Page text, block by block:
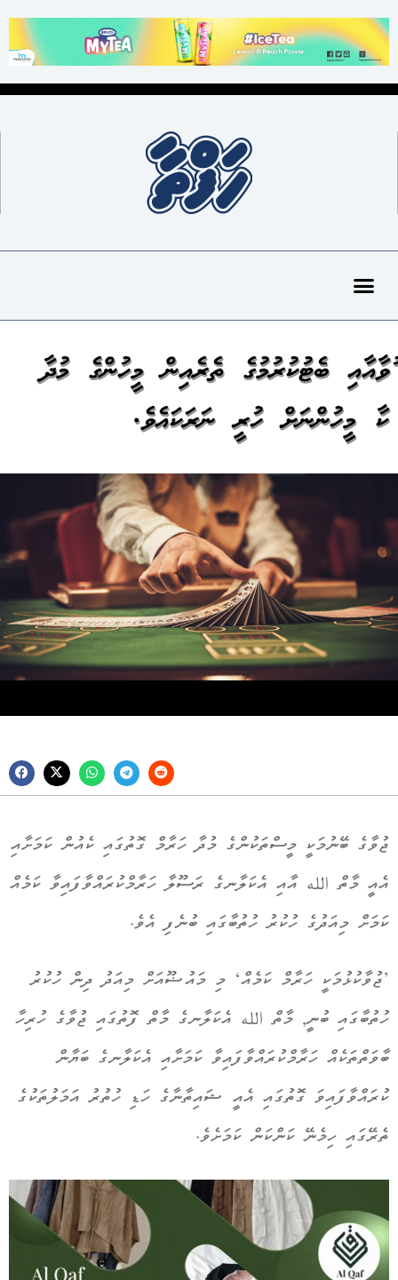
ޖުވާއާއި ބެޓުކުރުމުގެ ތެރެއިން މީހުންގެ މުދާ
ކާ މީހުންނަށް ހުރީ ނަރަކައެވެ.
ޖުވާގެ ބޭނުމަކީ މީސްތަކުންގެ މުދާ ހަރާމް ގޮތުގައި ކެއުން ކަމަށާއި
އެއީ މާތް الله އާއި އެކަލާނގެ ރަސޫލާ ހަރާމްކުރައްވާފައިވާ ކަމެއް
ކަމަށް މިއަދުގެ ހުކުރު ހުތުބާގައި ބުނެފި އެވެ.
’ޖުވާކުޅުމަކީ ހަރާމް ކަމެއް‘ މި މައުޟޫއަށް މިއަދު ދިން ހުކުރު
ހުތުބާގައި ބުނީ, މާތް الله އެކަލާނގެ މާތް ފޮތުގައި ޖުވާގެ ހުރިހާ
ބާވަތްތަކެއް ހަރާމްކުރައްވާފައިވާ ކަމަށާއި އެކަލާނގެ ބަޔާން
ކުރައްވާފައިވަ ގޮތުގައި އެއީ ޝައިތާނާގެ ހަޑި ހުތުރު އަމަލުތަކުގެ
ތެރޭގައި ހިމެނޭ ކަންކަން ކަމަށެވެ.